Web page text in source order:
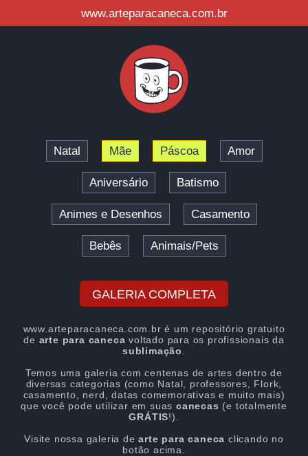
www.arteparacaneca.com.br
Natal Mãe Páscoa Amor
Aniversário Batismo
Animes e Desenhos Casamento
Bebês Animais/Pets
GALERIA COMPLETA
www.arteparacaneca.com.br é um repositório gratuito
de arte para caneca voltado para os profissionais da
sublimação
Temos uma galeria com centenas de artes dentro de
diversas categorias (como Natal, professores, Flork,
casamento, nerd, datas comemorativas e muito mais)
que você pode utilizar em suas canecas (e totalmente
GRÁTIS!).
Visite nossa galeria dearte para caneca clicando no
botão acima.